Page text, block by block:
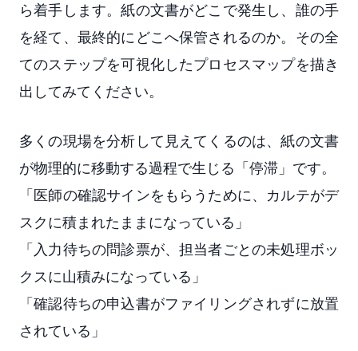
ら着手します。紙の文書がどこで発生し、誰の手
を経て、最終的にどこへ保管されるのか。その全
てのステップを可視化したプロセスマップを描き
出してみてください。
多くの現場を分析して見えてくるのは、紙の文書
が物理的に移動する過程で生じる「停滞」です。
「医師の確認サインをもらうために、カルテがデ
スクに積まれたままになっている」
「入力待ちの問診票が、担当者ごとの未処理ボッ
クスに山積みになっている」
「確認待ちの申込書がファイリングされずに放置
されている」